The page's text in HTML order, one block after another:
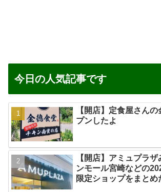
今日の人気記事です
【開店】定食屋さん
プンしたよ
【開店】アミュプラ
ンモール宮崎などの
限定ショップをまとめ